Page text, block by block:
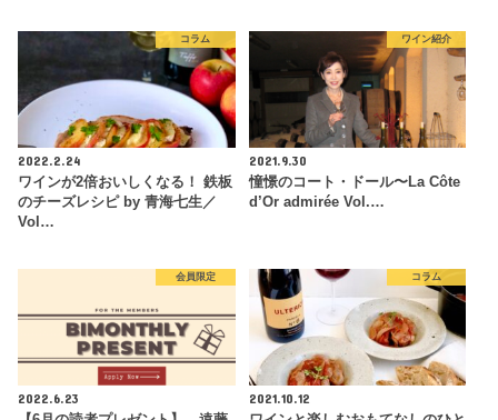
コラム
2022.2.24
ワインが2倍おいしくなる！ 鉄板
のチーズレシピ by 青海七生／
Vol…
ワイン紹介
2021.9.30
憧憬のコート・ドール〜La Côte
d’Or admirée Vol.…
会員限定
2022.6.23
コラム
2021.10.12